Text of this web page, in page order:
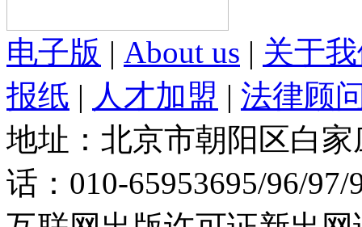
电子版 | About us | 关于
报纸 | 人才加盟 | 法律顾
地址：北京市朝阳区白
话：010-65953695/96/